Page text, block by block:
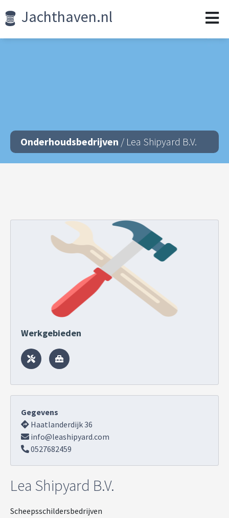
Jachthaven.nl
Onderhoudsbedrijven / Lea Shipyard B.V.
Werkgebieden
Gegevens
Haatlanderdijk 36
info@leashipyard.com
0527682459
Lea Shipyard B.V.
Scheepsschildersbedrijven